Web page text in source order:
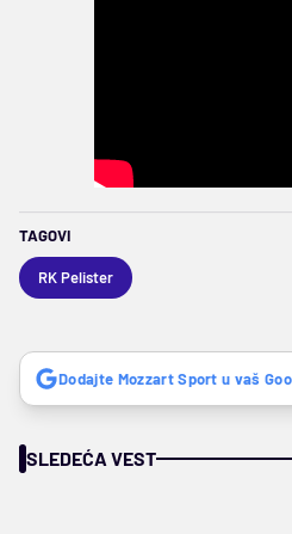
TAGOVI
RK Pelister
Dodajte Mozzart Sport u vaš
SLEDEĆA VEST